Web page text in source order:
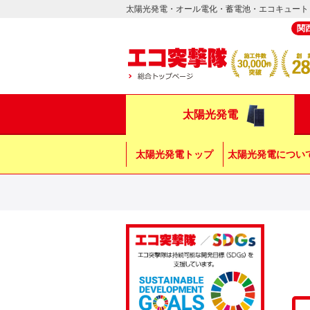
太陽光発電・オール電化・蓄電池・エコキュー
関
太陽光発電
太陽光発電トップ 太陽光発電につい